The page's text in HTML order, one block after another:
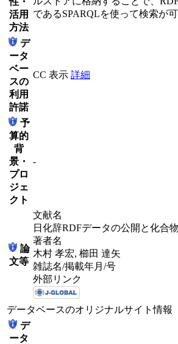
活用
方法
であるSPARQLを使って検索が
デ
ータ
ベー
スの
利用
許諾
CC 表示 詳細
予
算的
背
景・
プロ
ジェ
クト
-
論
文等
文献名
日化辞RDFデータの公開と化合
著者名
木村 孝宏, 櫛田 達矢
雑誌名/掲載年月/号
外部リンク
データベースのオリジナルサイト情報
デ
ータ